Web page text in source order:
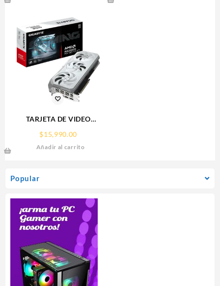
Popular
TARJETA DE VIDEO
GIGABYTE (GV-
R907XGAMINGOCICE-16GD)
RX 9070
$15,990.00
Añadir al carrito